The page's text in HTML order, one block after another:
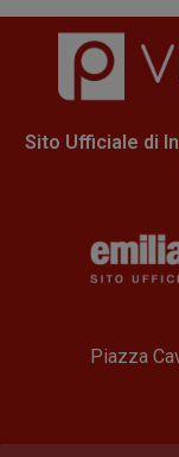
Sito Ufficiale di
Piazza